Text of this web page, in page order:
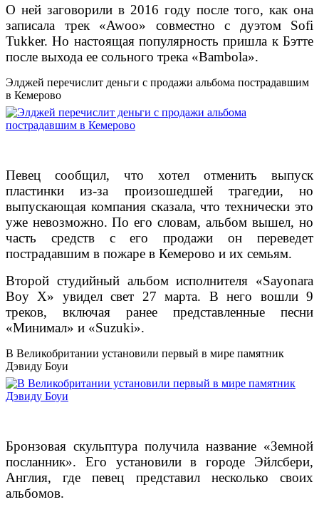
О ней заговорили в 2016 году после того, как она
записала трек «Awoo» совместно с дуэтом Sofi
Tukker. Но настоящая популярность пришла к Бэтте
после выхода ее сольного трека «Bambola».
Элджей перечислит деньги с продажи альбома пострадавшим
в Кемерово
Певец сообщил, что хотел отменить выпуск
пластинки из-за произошедшей трагедии, но
выпускающая компания сказала, что технически это
уже невозможно. По его словам, альбом вышел, но
часть средств с его продажи он переведет
пострадавшим в пожаре в Кемерово и их семьям.
Второй студийный альбом исполнителя «Sayonara
Boy X» увидел свет 27 марта. В него вошли 9
треков, включая ранее представленные песни
«Минимал» и «Suzuki».
В Великобритании установили первый в мире памятник
Дэвиду Боуи
Бронзовая скульптура получила название «Земной
посланник». Его установили в городе Эйлсбери,
Англия, где певец представил несколько своих
альбомов.